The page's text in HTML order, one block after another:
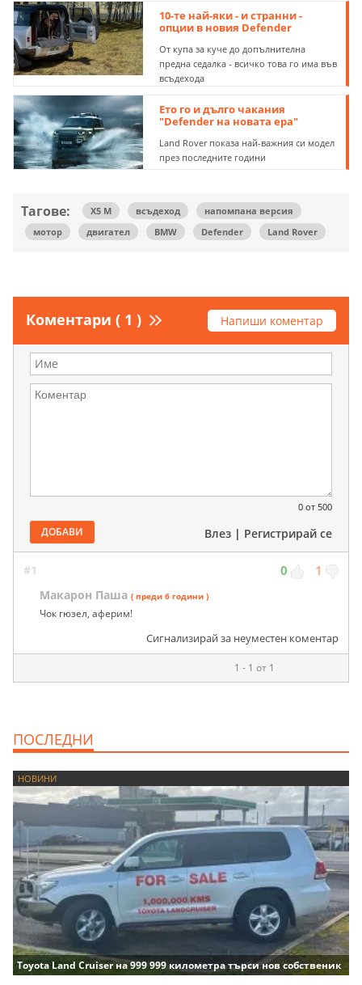
10-те най-яки - и странни -
опции в новия Defender
От купа за куче до допълнителна
предна седалка - всичко това го има във
всъдехода
Ето го и дълго чакания
"Defender на новата ера"
Land Rover показа най-важния си модел
през последните години
Тагове: X5 M всъдеход
напомпана версия
мотор
двигател BMW Defender Land Rover
Коментари ( 1 ) Напиши коментар
0 от 500
ДОБАВИ Влез | Регистрирай се
#1 0 1
Макарон Паша ( преди 6 години )
Чок гюзел, аферим!
Сигнализирай за неуместен коментар
1 - 1 от 1
ПОСЛЕДНИ
НОВИНИ
Toyota Land Cruiser на 999 999 километра търси нов собственик